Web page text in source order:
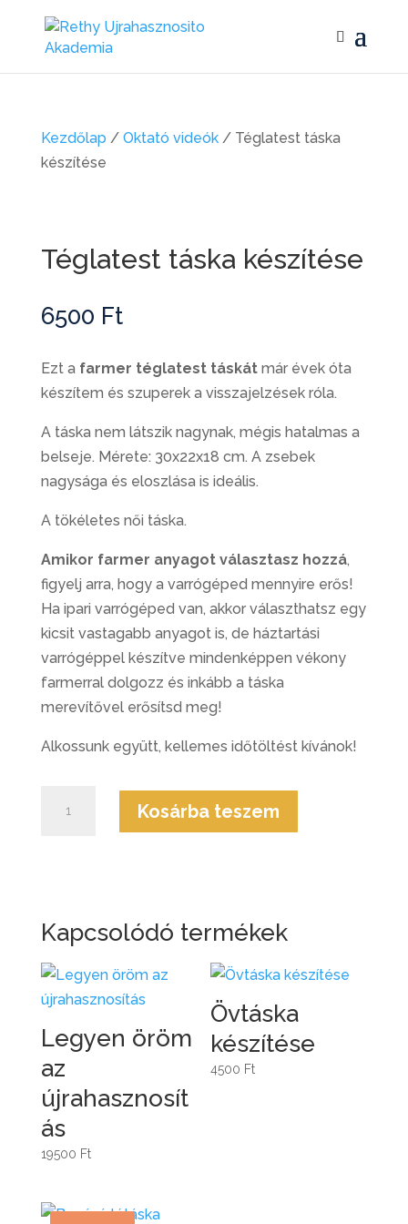
Kezdőlap / Oktató videók/ Téglatest táska
készítése
Téglatest táska készítése
6500 Ft
Ezt a farmer téglatest táskátmár évek óta
készítem és szuperek a visszajelzések róla.
A táska nem látszik nagynak, mégis hatalmas a
belseje. Mérete: 30x22x18 cm. A zsebek
nagysága és eloszlása is ideális.
A tökéletes női táska.
Amikor farmer anyagot választasz hozzá,
figyelj arra, hogy a varrógéped mennyire erős!
Ha ipari varrógéped van, akkor választhatsz egy
kicsit vastagabb anyagot is, de háztartási
varrógéppel készítve mindenképpen vékony
farmerral dolgozz és inkább a táska
merevítővel erősítsd meg!
Alkossunk együtt, kellemes időtöltést kívánok!
Kosárba teszem
Kapcsolódó termékek
Legyen öröm
az
újrahasznosít
ás
19500 Ft
Övtáska
készítése
4500 Ft